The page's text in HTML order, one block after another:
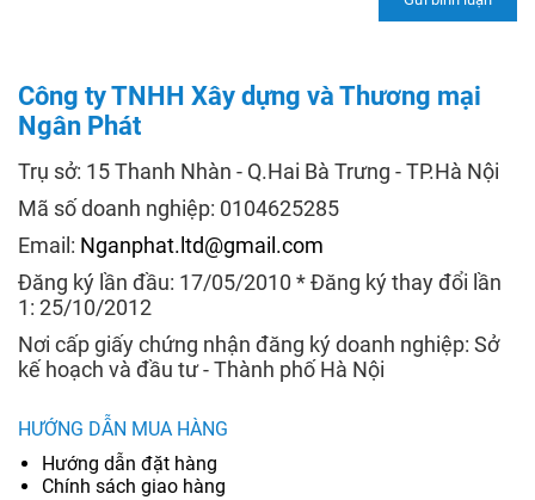
Công ty TNHH Xây dựng và Thương mại
Ngân Phát
Trụ sở: 15 Thanh Nhàn - Q.Hai Bà Trưng - TP.Hà Nội
Mã số doanh nghiệp: 0104625285
Email: Nganphat.ltd@gmail.com
Đăng ký lần đầu: 17/05/2010 * Đăng ký thay đổi lần
1: 25/10/2012
Nơi cấp giấy chứng nhận đăng ký doanh nghiệp: Sở
kế hoạch và đầu tư - Thành phố Hà Nội
HƯỚNG DẪN MUA HÀNG
Hướng dẫn đặt hàng
Chính sách giao hàng